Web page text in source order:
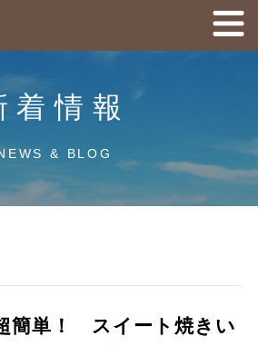
着情報
& BLOG
簡単！ スイート焼きい